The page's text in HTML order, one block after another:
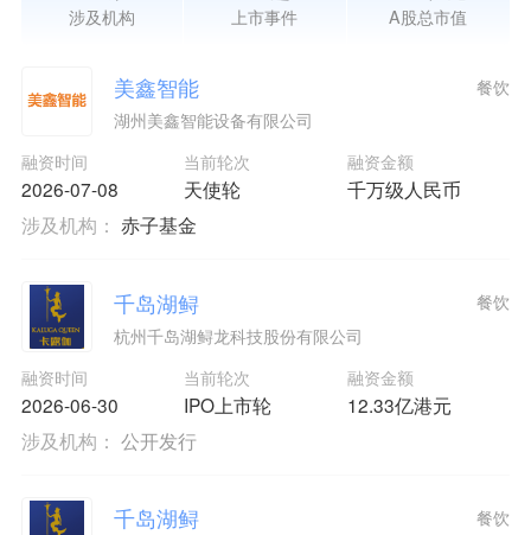
涉及机构 上市事件 A股总市值
美鑫智能
湖州美鑫智能设备有限公司
融资时间
2026-07-08
当前轮次
天使轮
融资金额
千万级人民币
餐饮
涉及机构： 赤子基金
千岛湖鲟
杭州千岛湖鲟龙科技股份有限公司
融资时间
2026-06-30
当前轮次
IPO上市轮
融资金额
12.33亿港元
餐饮
涉及机构： 公开发行
千岛湖鲟 餐饮